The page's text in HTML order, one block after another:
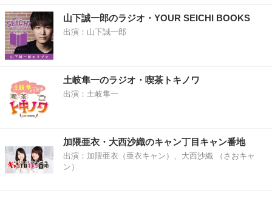
山下誠一郎のラジオ・YOUR SEICHI BOOKS
出演：山下誠一郎
土岐隼一のラジオ・喫茶トキノワ
出演：土岐隼一
加隈亜衣・大西沙織のキャン丁目キャン番地
出演：加隈亜衣（亜衣キャン）、大西沙織 （さおキャ
ン）